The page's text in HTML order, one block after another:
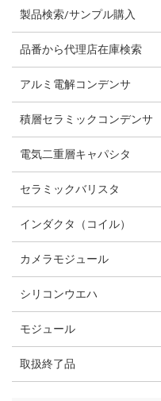
製品検索/サンプル購入
品番から代理店在庫検索
アルミ電解コンデンサ
積層セラミックコンデンサ
電気二重層キャパシタ
セラミックバリスタ
インダクタ（コイル）
カメラモジュール
シリコンウエハ
モジュール
取扱終了品